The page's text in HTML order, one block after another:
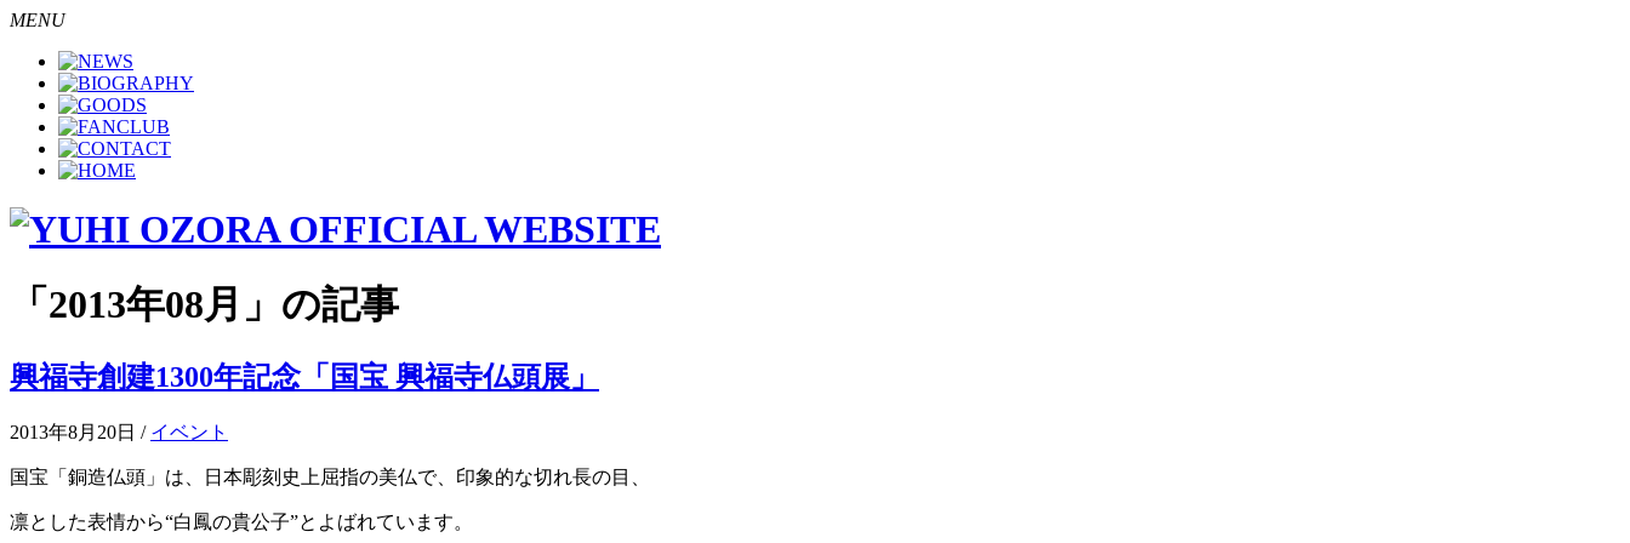
MENU
「2013年08月」の記事
興福寺創建1300年記念「国宝 興福寺仏頭展」
2013年8月20日 / イベント
国宝「銅造仏頭」は、日本彫刻史上屈指の美仏で、印象的な切れ長の目、
凛とした表情から“白鳳の貴公子”とよばれています。